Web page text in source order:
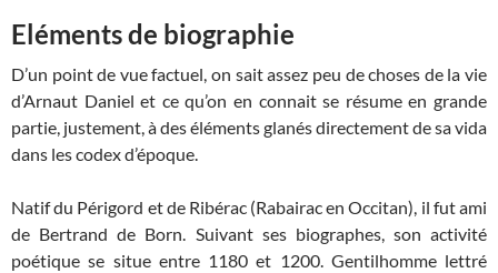
Eléments de biographie
D’un point de vue factuel, on sait assez peu de choses de la vie
d’Arnaut Daniel et ce qu’on en connait se résume en grande
partie, justement, à des éléments glanés directement de sa vida
dans les codex d’époque.
Natif du Périgord et de Ribérac (Rabairac en Occitan), il fut ami
de Bertrand de Born. Suivant ses biographes, son activité
poétique se situe entre 1180 et 1200. Gentilhomme lettré